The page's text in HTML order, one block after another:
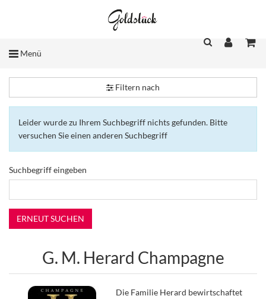
Menü
Filtern nach
Leider wurde zu Ihrem Suchbegriff nichts gefunden. Bitte
versuchen Sie einen anderen Suchbegriff
Suchbegriff eingeben
G. M. Herard Champagne
Die Familie Herard bewirtschaftet